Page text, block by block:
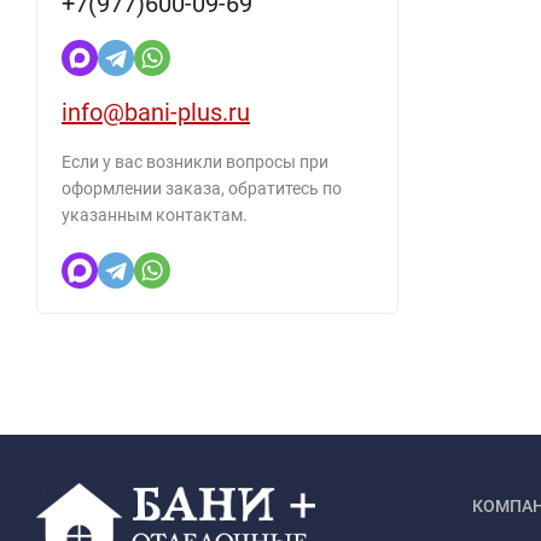
info@bani-plus.ru
Если у вас возникли вопросы при
оформлении заказа, обратитесь по
указанным контактам.